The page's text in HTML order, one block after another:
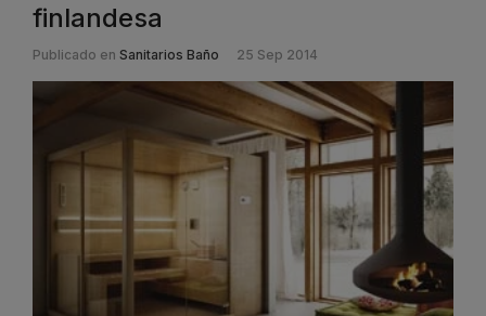
finlandesa
Publicado en Sanitarios Baño 25 Sep 2014